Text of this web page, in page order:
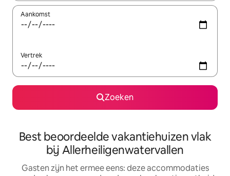
Aankomst
Vertrek
Zoeken
Best beoordeelde vakantiehuizen vlak
bij Allerheiligenwatervallen
Gasten zijn het ermee eens: deze accommodaties